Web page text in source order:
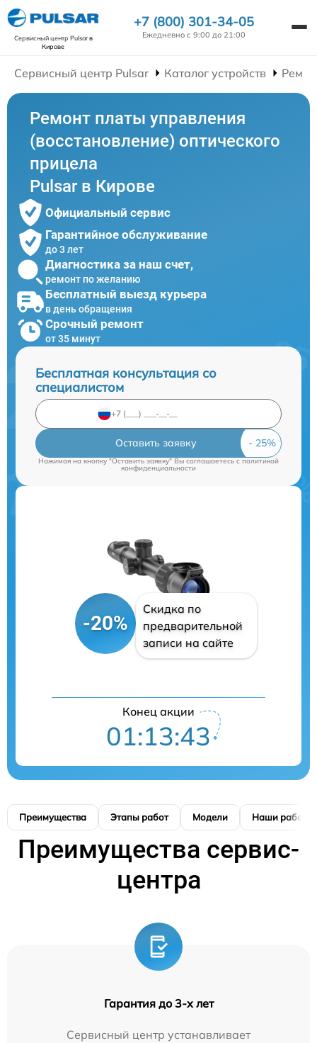
Сервисный центр Pulsarв
Кирове
+7 (800) 301-34-05
Ежедневно с 9:00 до 21:00
Сервисный центр Pulsar Каталог устройств
Ремонт платы управления
(восстановление) оптического
прицела
Pulsar в Кирове
Официальный сервис
Гарантийное обслуживание
до 3 лет
Диагностика за наш счет,
ремонт по желанию
Бесплатный выезд курьера
в день обращения
Срочный ремонт
от 35 минут
Бесплатная консультация со
специалистом
Оставить заявку
Нажимая на кнопку "Оставить заявку" Вы соглашаетесь cполитикой
конфиденциальности
-20%
Скидка по
предварительной
записи на сайте
Конец акции
01:13:42
Преимущества Этапы работ Модели Наши работы
Преимущества сервис-
центра
Гарантия до 3-х лет
Сервисный центр устанавливает